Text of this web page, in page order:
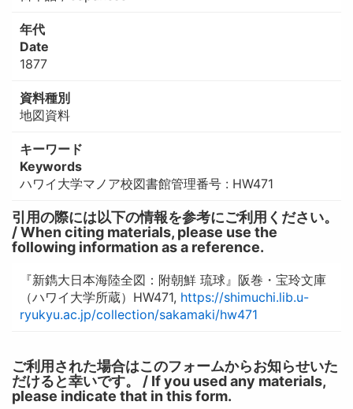
年代
Date
1877
資料種別
地図資料
キーワード
Keywords
ハワイ大学マノア校図書館管理番号 : HW471
引用の際には以下の情報を参考にご利用ください。
/ When citing materials, please use the
following information as a reference.
『新鐫大日本海陸全図：附朝鮮 琉球』阪巻・宝玲文庫
（ハワイ大学所蔵）HW471, https://shimuchi.lib.u-
ryukyu.ac.jp/collection/sakamaki/hw471
ご利用された場合はこのフォームからお知らせいた
だけると幸いです。 / If you used any materials,
please indicate that in this form.